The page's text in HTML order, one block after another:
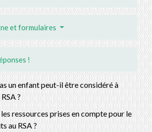
et formulaires
!
un enfant peut-il être considéré à
?
ressources prises en compte pour le
au RSA ?